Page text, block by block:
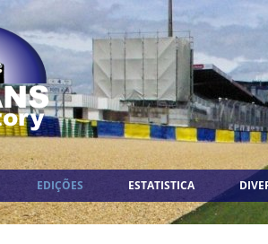
EDIÇÕES ESTATISTICA